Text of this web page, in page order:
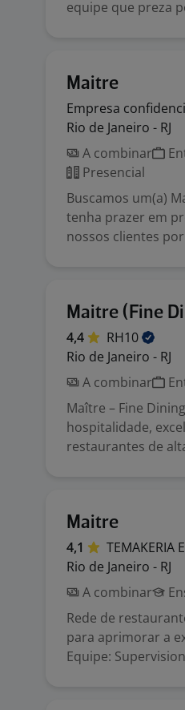
equipe que preza
Maitre
Empresa
Rio de Janeiro - RJ
A combinar
Presencial
Buscamos um(a)
tenha prazer em
nossos clientes
Maitre (Fine
4,4
RH10
Rio de Janeiro - RJ
A combinar
Maître – Fine
hospitalidade,
restaurantes de
Maitre
4,1 TEMAKERIA E
Rio de Janeiro - RJ
A combinar
Rede de
para aprimorar a
Equipe: